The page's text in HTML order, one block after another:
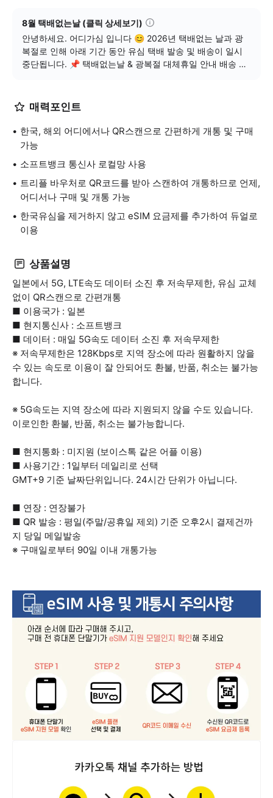
8월 택배없는날 (클릭 상세보기)
안녕하세요. 어디가심 입니다 😊 2026년 택배없는 날과 광
복절로 인해 아래 기간 동안 유심 택배 발송 및 배송이 일시
중단됩니다. 📌 택배없는날 & 광복절 대체휴일 안내 배송 없
8/17(월) 배송 진행됩니다. 2. 2026년 8월 13일(목) 오후 3시
이후 주문 건 → 2026년 8월 18일(화) 부터 순차 발송됩니다.
📱 eSIM 안내 eSIM 상품은 택배없는 날에도 정상 발송되니
매력포인트
한국, 해외 어디에서나 QR스캔으로 간편하게 개통 및 구매
가능
소프트뱅크 통신사 로컬망 사용
트리플 바우처로 QR코드를 받아 스캔하여 개통하므로 언제,
어디서나 구매 및 개통 가능
한국유심을 제거하지 않고 eSIM 요금제를 추가하여 듀얼로
이용
상품설명
일본에서 5G, LTE속도 데이터 소진 후 저속무제한, 유심 교체
없이 QR스캔으로 간편개통
■ 이용국가 : 일본
■ 현지통신사 : 소프트뱅크
■ 데이터 : 매일 5G속도 데이터 소진 후 저속무제한
※ 저속무제한은 128Kbps로 지역 장소에 따라 원활하지 않을
수 있는 속도로 이용이 잘 안되어도 환불, 반품, 취소는 불가능
합니다.
※ 5G속도는 지역 장소에 따라 지원되지 않을 수도 있습니다.
이로인한 환불, 반품, 취소는 불가능합니다.
■ 현지통화 : 미지원 (보이스톡 같은 어플 이용)
■ 사용기간 : 1일부터 데일리로 선택
GMT+9 기준 날짜단위입니다. 24시간 단위가 아닙니다.
■ 연장 : 연장불가
■ QR 발송 : 평일(주말/공휴일 제외) 기준 오후2시 결제건까
지 당일 메일발송
※ 구매일로부터 90일 이내 개통가능